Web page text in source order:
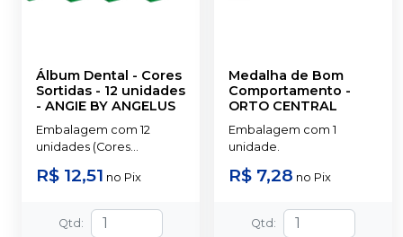
Álbum Dental - Cores
Sortidas - 12 unidades
- ANGIE BY ANGELUS
Embalagem com 12
unidades (Cores
R$ 12,51 no Pix
Qtd :
Medalha de Bom
Comportamento -
ORTO CENTRAL
Embalagem com 1
unidade.
R$ 7,28 no Pix
Qtd :